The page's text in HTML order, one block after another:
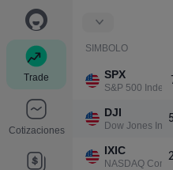
Trade
Cotizaciones
SIMBOLO
SPX
S&P 500 Index
DJI
Dow Jones
IXIC
NASDAQ